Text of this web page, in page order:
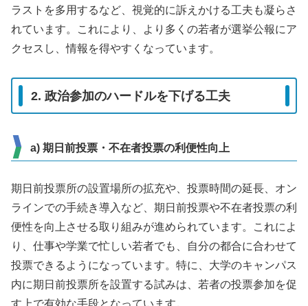
ラストを多用するなど、視覚的に訴えかける工夫も凝らさ
れています。これにより、より多くの若者が選挙公報にア
クセスし、情報を得やすくなっています。
2. 政治参加のハードルを下げる工夫
a) 期日前投票・不在者投票の利便性向上
期日前投票所の設置場所の拡充や、投票時間の延長、オン
ラインでの手続き導入など、期日前投票や不在者投票の利
便性を向上させる取り組みが進められています。これによ
り、仕事や学業で忙しい若者でも、自分の都合に合わせて
投票できるようになっています。特に、大学のキャンパス
内に期日前投票所を設置する試みは、若者の投票参加を促